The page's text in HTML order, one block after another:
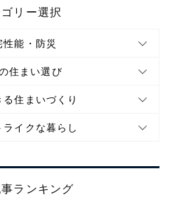
リー選択
性能・防災
住まい選び
住まいづくり
ライクな暮らし
ランキング